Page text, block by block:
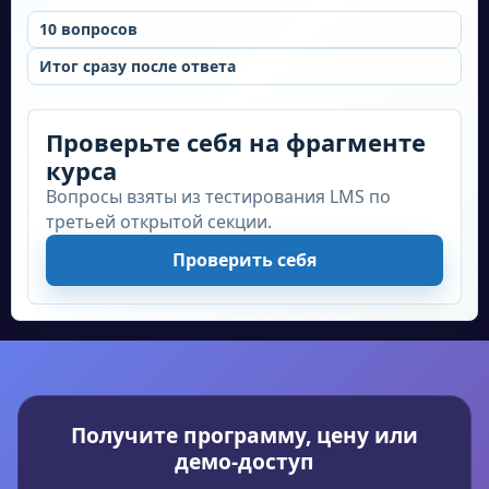
инспекторы, контролеры, оперативники и
др.)
Судебные приставы (приставы-
исполнители, приставы-заведующие
делами, приставы-налоговики и др.)
Прокуратура (прокуроры, следователи,
эксперты, аналитики и др.)
Должностные обязанности:
Должностные обязанности юриста
проведение оперативно-розыскной и
следственной работы, подготовка и
рассмотрение дел, контроль за соблюдением
10 вопросов
Итог сразу после ответа
Проверьте себя на фрагменте
курса
Вопросы взяты из тестирования LMS по
третьей открытой секции.
Проверить себя
Получите программу, цену или
демо-доступ